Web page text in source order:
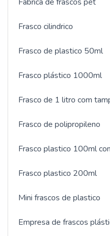
ramo, além de contar
satisfação dos clientes,
uma empresa que tem
qualidade, o que garante
Frasco cilindrico
Frasco de plastico 50ml
Frasco plástico 1000ml
Frasco de 1 litro com
Frasco de polipropileno
Frasco plastico 100ml
Frasco plastico 200ml
Mini frascos de plastico
Empresa de frascos